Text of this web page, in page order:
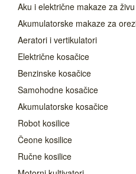
Aku i električne makaze za
Akumulatorske makaze za
Aeratori i vertikulatori
Električne kosačice
Benzinske kosačice
Samohodne kosačice
Akumulatorske kosačice
Robot kosilice
Čeone kosilice
Ručne kosilice